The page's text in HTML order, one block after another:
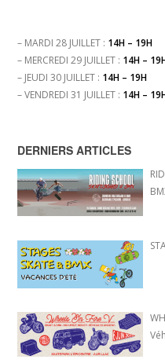
– MARDI 28 JUILLET : 14H – 19H
– MERCREDI 29 JUILLET : 14H –
– JEUDI 30 JUILLET : 14H – 19H
– VENDREDI 31 JUILLET : 14H –
DERNIERS ARTICLES